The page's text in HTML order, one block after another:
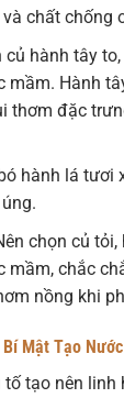
chất chống
hành tây to,
mầm. Hành
thơm đặc
hành lá tươi
chọn củ tỏi,
mầm, chắc
nồng khi
Bí Mật Tạo
tố tạo nên linh